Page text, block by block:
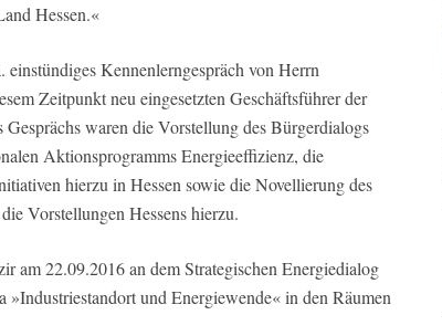
Hessen.«
Kennenlerngespräch von Herrn
Zeitpunkt neu eingesetzten Geschäftsführer der
waren die Vorstellung des Bürgerdialogs
Aktionsprogramms Energieeffizienz, die
hierzu in Hessen sowie die Novellierung des
Vorstellungen Hessens hierzu.
am 22.09.2016 an dem Strategischen Energiedialog
und Energiewende« in den Räumen